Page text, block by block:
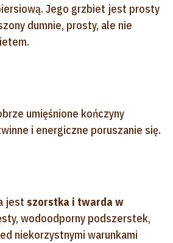
Jego grzbiet jest prosty
dumnie, prosty, ale nie
umięśnione kończyny
i energiczne poruszanie się.
jest szorstka i twarda w
wodoodporny podszerstek,
niekorzystnymi warunkami